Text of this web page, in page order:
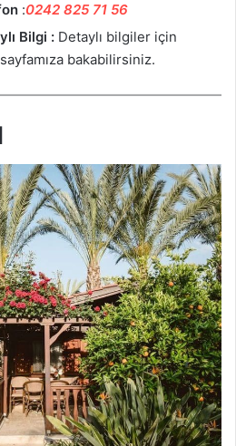
:0242 825 71 56
Bilgi : Detaylı bilgiler için
sayfamıza bakabilirsiniz.